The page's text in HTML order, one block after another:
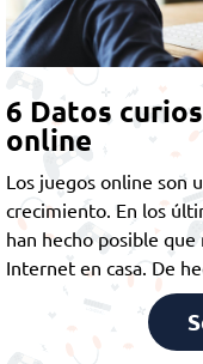
6 Datos
online
Los juegos online son
crecimiento. En los
han hecho posible
Internet en casa. De